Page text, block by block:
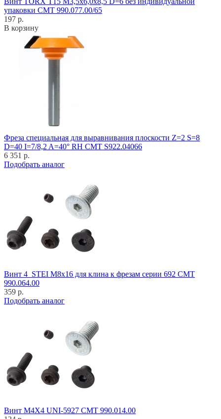
упаковки CMT 990.077.00/65
197 р.
В корзину
Фреза специальная для выравнивания плоскости Z=2 S=8
D=40 I=7/8,2 A=40° RH CMT S922.04066
6 351 р.
Подобрать аналог
Винт 4_STEI M8x16 для клина к фрезам серии 692 CMT
990.064.00
359 р.
Подобрать аналог
Винт M4X4 UNI-5927 CMT 990.014.00